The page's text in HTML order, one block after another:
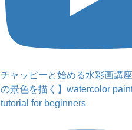
チャッピーと始める水彩画講
の景色を描く】watercolor
tutorial for beginners